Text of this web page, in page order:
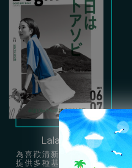
Lala Begin
為喜歡清新簡約風的女孩
提供多種基本單品穿搭。